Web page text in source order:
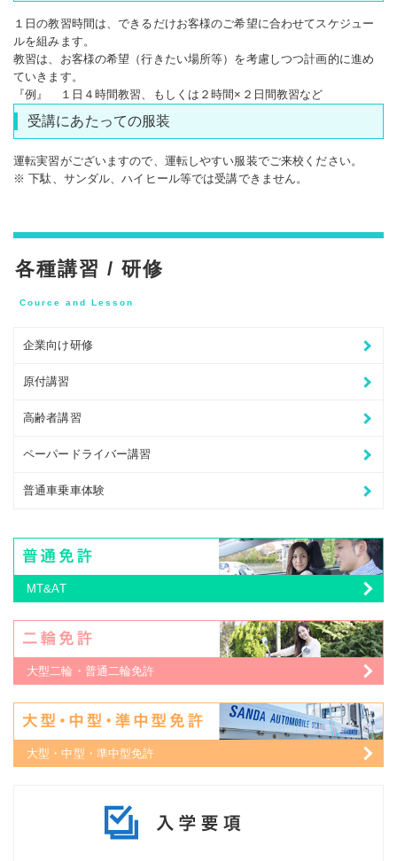
１日の教習時間は、できるだけお客様のご希望に合わせてスケジュー
ルを組みます。
教習は、お客様の希望（行きたい場所等）を考慮しつつ計画的に進め
ていきます。
『例』 １日４時間教習、もしくは２時間×２日間教習など
受講にあたっての服装
運転実習がございますので、運転しやすい服装でご来校ください。
※ 下駄、サンダル、ハイヒール等では受講できません。
各種講習 / 研修
Cource and Lesson
企業向け研修
原付講習
高齢者講習
ペーパードライバー講習
普通車乗車体験
MT&AT
大型二輪・普通二輪免許
大型・中型・準中型免許